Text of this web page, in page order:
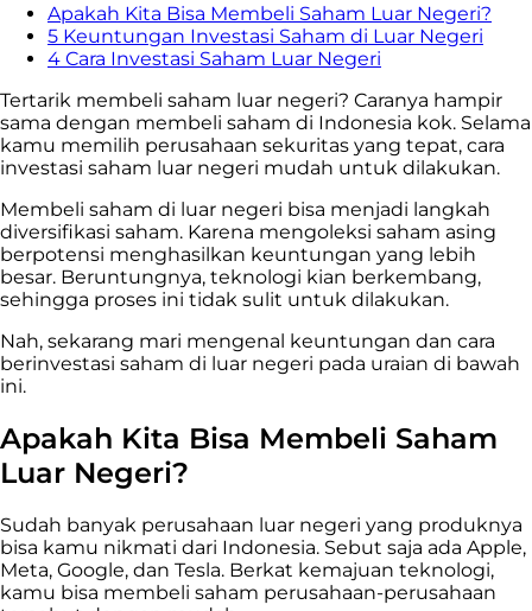
Apakah Kita Bisa Membeli Saham Luar Negeri?
5 Keuntungan Investasi Saham di Luar Negeri
4 Cara Investasi Saham Luar Negeri
Tertarik membeli saham luar negeri? Caranya hampir
sama dengan membeli saham di Indonesia kok. Selama
kamu memilih perusahaan sekuritas yang tepat, cara
investasi saham luar negeri mudah untuk dilakukan.
Membeli saham di luar negeri bisa menjadi langkah
diversifikasi saham. Karena mengoleksi saham asing
berpotensi menghasilkan keuntungan yang lebih
besar. Beruntungnya, teknologi kian berkembang,
sehingga proses ini tidak sulit untuk dilakukan.
Nah, sekarang mari mengenal keuntungan dan cara
berinvestasi saham di luar negeri pada uraian di bawah
ini.
Apakah Kita Bisa Membeli Saham
Luar Negeri?
Sudah banyak perusahaan luar negeri yang produknya
bisa kamu nikmati dari Indonesia. Sebut saja ada Apple,
Meta, Google, dan Tesla. Berkat kemajuan teknologi,
kamu bisa membeli saham perusahaan-perusahaan